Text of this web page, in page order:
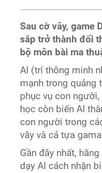
Sau cờ vây, game
sắp trở thành đối
bộ môn bài ma
AI (trí thông minh
mạnh trong quảng
phục vụ con
học còn biến AI
con người trong
vây và cả tựa
Gần đây nhất,
dạy AI cách nhận